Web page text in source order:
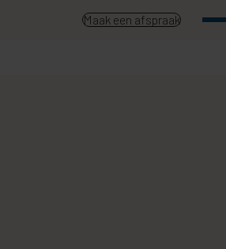
Maak een afspraak